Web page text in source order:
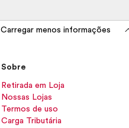
Carregar menos informações
Sobre
Retirada em Loja
Nossas Lojas
Termos de uso
Carga Tributária